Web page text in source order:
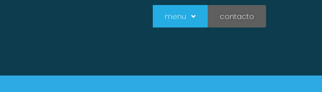
menu contacto